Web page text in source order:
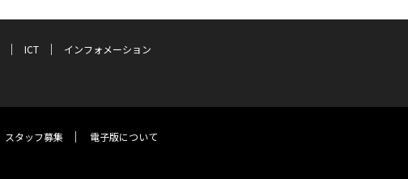
ICT
インフォメーション
スタッフ募集 電子版について